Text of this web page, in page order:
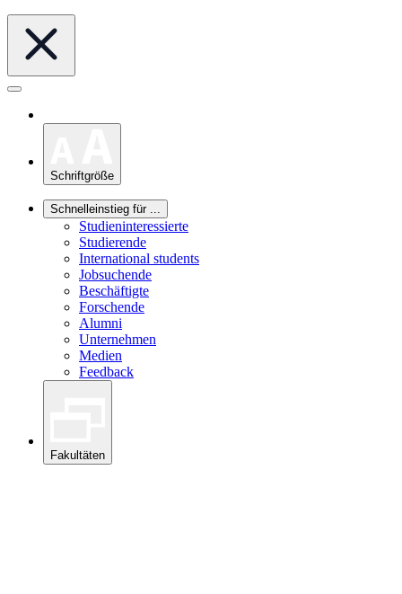
Schriftgröße
Schnelleinstieg für ...
Studieninteressierte
Studierende
International students
Jobsuchende
Beschäftigte
Forschende
Alumni
Unternehmen
Medien
Feedback
Fakultäten